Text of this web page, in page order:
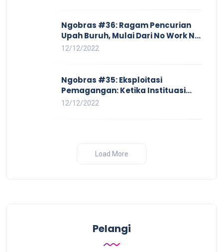
Ngobras #36: Ragam Pencurian
Upah Buruh, Mulai Dari No Work No
Pay Hingga Skorsing
12/12/2022
Ngobras #35: Eksploitasi
Pemagangan: Ketika Instituasi
Pendidikan Tunduk pada Hilir
12/12/2022
Load More
Pelangi